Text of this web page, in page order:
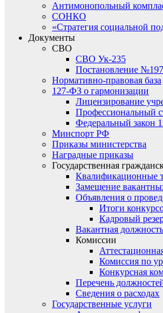
Антимонопольный
СОНКО
«Стратегия социальной
Документы
СВО
СВО Ук-235
Постановление
Нормативно-правовая база
127-ФЗ о гармонизации
Лицензирование
Профессиональный
Федеральный закон
Минспорт РФ
Приказы министерства
Наградные приказы
Государственная
Квалификационные
Замещение
Объявления о
Итоги
Кадровый
Вакантная должность
Комиссии
Комиссия по
Конкурсная
Перечень
Сведения о расходах
Государственные услуги